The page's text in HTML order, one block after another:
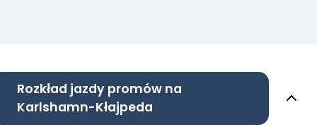
Rozkład jazdy promów na
Karlshamn-Kłajpeda